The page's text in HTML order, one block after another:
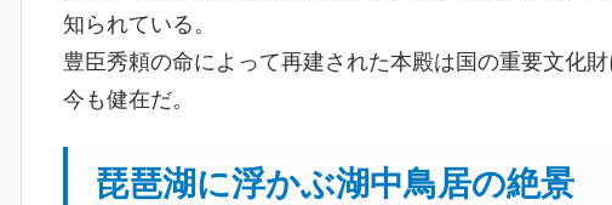
知られている。
豊臣秀頼の命によって再建された本殿は国の重要文化
今も健在だ。
琵琶湖に浮かぶ湖中鳥居の絶景